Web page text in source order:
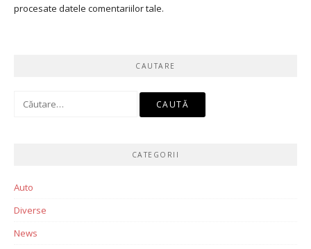
procesate datele comentariilor tale.
CAUTARE
Caută
CATEGORII
Auto
Diverse
News